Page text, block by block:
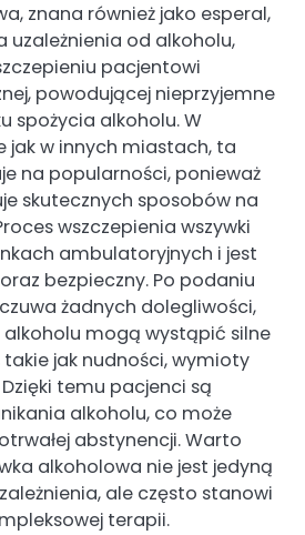
znana również jako esperal,
od alkoholu,
pacjentowi
powodującej nieprzyjemne
spożycia alkoholu. W
jak w innych miastach, ta
na popularności, ponieważ
skutecznych sposobów na
wszczepienia wszywki
ambulatoryjnych i jest
bezpieczny. Po podaniu
żadnych dolegliwości,
alkoholu mogą wystąpić silne
jak nudności, wymioty
temu pacjenci są
alkoholu, co może
abstynencji. Warto
alkoholowa nie jest jedyną
ale często stanowi
terapii.